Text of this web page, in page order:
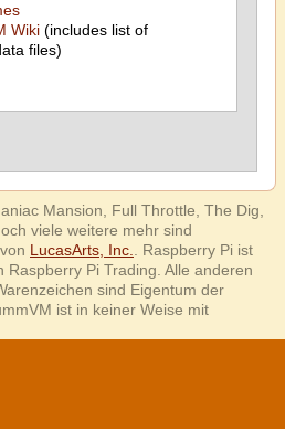
Wiki(includes list of
files)
Mansion, Full Throttle, The Dig,
viele weitere mehr sind
LucasArts, Inc.
. Raspberry Pi ist
Pi Trading. Alle anderen
sind Eigentum der
ist in keiner Weise mit